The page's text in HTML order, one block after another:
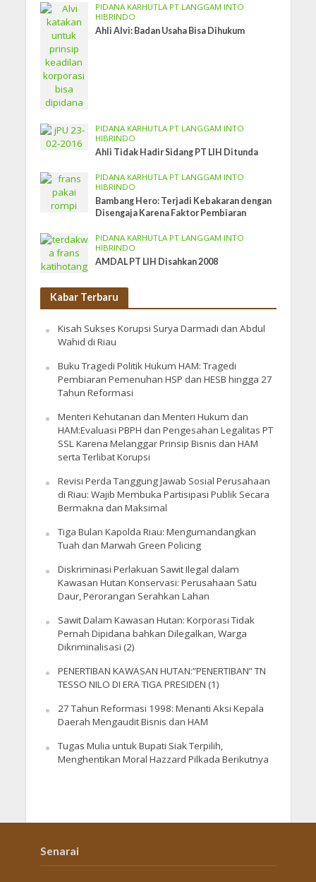
PIDANA KARHUTLA PT LANGGAM INTO
HIBRINDO
Ahli Alvi: Badan Usaha Bisa Dihukum
PIDANA KARHUTLA PT LANGGAM INTO
HIBRINDO
Ahli Tidak Hadir Sidang PT LIH Ditunda
PIDANA KARHUTLA PT LANGGAM INTO
HIBRINDO
Bambang Hero: Terjadi Kebakaran dengan
Disengaja Karena Faktor Pembiaran
PIDANA KARHUTLA PT LANGGAM INTO
HIBRINDO
AMDAL PT LIH Disahkan 2008
Kabar Terbaru
Kisah Sukses Korupsi Surya Darmadi dan Abdul
Wahid di Riau
Buku Tragedi Politik Hukum HAM: Tragedi
Pembiaran Pemenuhan HSP dan HESB hingga 27
Tahun Reformasi
Menteri Kehutanan dan Menteri Hukum dan
HAM:Evaluasi PBPH dan Pengesahan Legalitas PT
SSL Karena Melanggar Prinsip Bisnis dan HAM
serta Terlibat Korupsi
Revisi Perda Tanggung Jawab Sosial Perusahaan
di Riau: Wajib Membuka Partisipasi Publik Secara
Bermakna dan Maksimal
Tiga Bulan Kapolda Riau: Mengumandangkan
Tuah dan Marwah Green Policing
Diskriminasi Perlakuan Sawit Ilegal dalam
Kawasan Hutan Konservasi: Perusahaan Satu
Daur, Perorangan Serahkan Lahan
Sawit Dalam Kawasan Hutan: Korporasi Tidak
Pernah Dipidana bahkan Dilegalkan, Warga
Dikriminalisasi (2)
PENERTIBAN KAWASAN HUTAN:”PENERTIBAN” TN
TESSO NILO DI ERA TIGA PRESIDEN (1)
27 Tahun Reformasi 1998: Menanti Aksi Kepala
Daerah Mengaudit Bisnis dan HAM
Tugas Mulia untuk Bupati Siak Terpilih,
Menghentikan Moral Hazzard Pilkada Berikutnya
Senarai